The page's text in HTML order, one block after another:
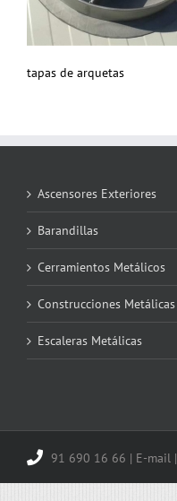
tapas de arquetas
Ascensores Exteriores
Barandillas
Cerramientos Metálicos
Construcciones Metálicas
Escaleras Metálicas
91 690 16 66 | E-mail |